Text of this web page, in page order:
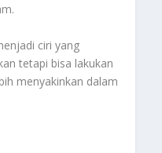
ciri yang
tetapi bisa lakukan
menyakinkan dalam